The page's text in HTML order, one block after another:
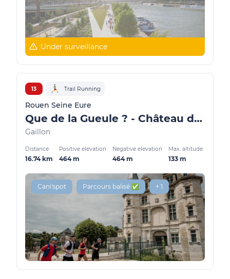
Under surveillance
13 Trail Running
Rouen Seine Eure
Que de la Gueule ? - Château de Gaillon
Gaillon
Distance
16.74 km
Positive elevation
464 m
Negative elevation
464 m
Max. altitude
133 m
Cani'spot Parcours balisé ✅ + 1